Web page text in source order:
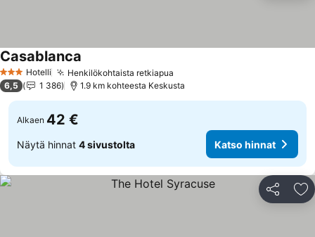
3 Tähtiluokitus
Hotelli Henkilökohtaista retkiapua
Casablanca
6,5 1 386 1.9 km kohteesta Keskusta
Alkaen 42 €
Näytä hinnat 4 sivustolta Katso hinnat
Jaa